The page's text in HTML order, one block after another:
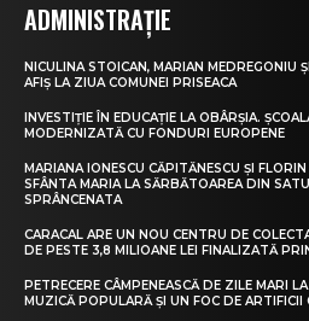
ADMINISTRAȚIE
NICULINA STOICAN, MARIAN MEDREGONIU
AFIȘ LA ZIUA COMUNEI PRISEACA
INVESTIȚIE ÎN EDUCAȚIE LA OBÂRȘIA.
MODERNIZATĂ CU FONDURI EUROPENE
MARIANA IONESCU CĂPITĂNESCU ȘI
SFÂNTA MARIA LA SĂRBĂTOAREA DIN
SPRÂNCENATA
CARACAL ARE UN NOU CENTRU DE
DE PESTE 3,8 MILIOANE LEI FINALIZATĂ
PETRECERE CÂMPENEASCĂ DE ZILE MARI
MUZICĂ POPULARĂ ȘI UN FOC DE